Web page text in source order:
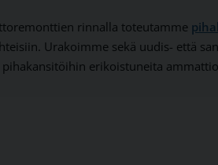
rinnalla toteutamme
Urakoimme sekä uudis- että
pihakansitöihin erikoistuneita